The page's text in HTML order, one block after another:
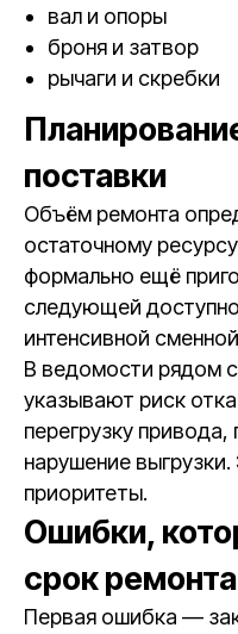
вал и опоры
броня и затвор
рычаги и скребки
поставки
Объём ремонта
остаточному
формально ещё
следующей
интенсивной
В ведомости рядом
указывают риск
перегрузку
нарушение
приоритеты.
Ошибки,
срок ремонта
Первая ошибка —